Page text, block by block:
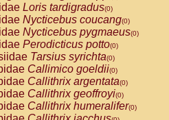
Loris tardigradus(0)
Nycticebus coucang(0)
Nycticebus pygmaeus(0)
Perodicticus potto(0)
Tarsius syrichta(0)
Callimico goeldii(0)
Callithrix argentata(0)
Callithrix geoffroyi(0)
Callithrix humeralifer(0)